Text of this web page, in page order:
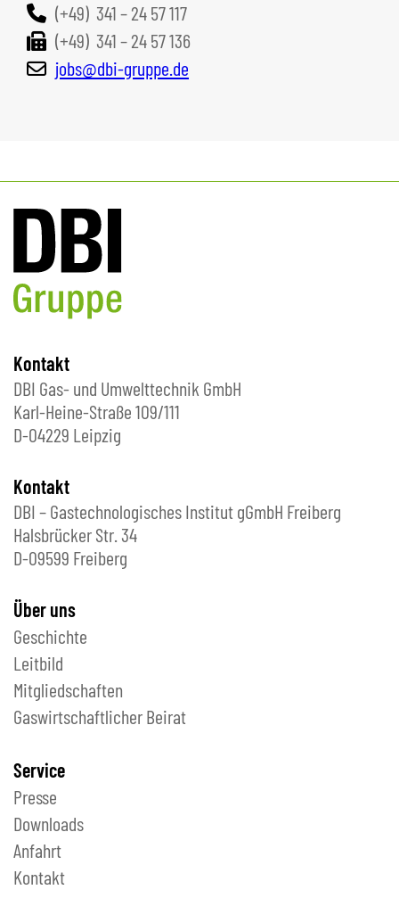
(+49) 341 – 24 57 117
(+49) 341 – 24 57 136
jobs@dbi-gruppe.de
Kontakt
DBI Gas- und Umwelttechnik GmbH
Karl-Heine-Straße 109/111
D-04229 Leipzig
Kontakt
DBI – Gastechnologisches Institut gGmbH Freiberg
Halsbrücker Str. 34
D-09599 Freiberg
Über uns
Geschichte
Leitbild
Mitgliedschaften
Gaswirtschaftlicher Beirat
Service
Presse
Downloads
Anfahrt
Kontakt